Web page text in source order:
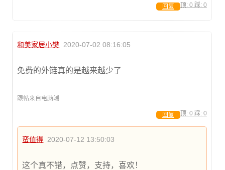
顶: 0 踩: 0
回复
和美家居小樊 2020-07-02 08:16:05
免费的外链真的是越来越少了
跟帖来自电脑端
顶: 0 踩: 0
回复
蛮值得 2020-07-12 13:50:03
这个真不错，点赞，支持，喜欢！